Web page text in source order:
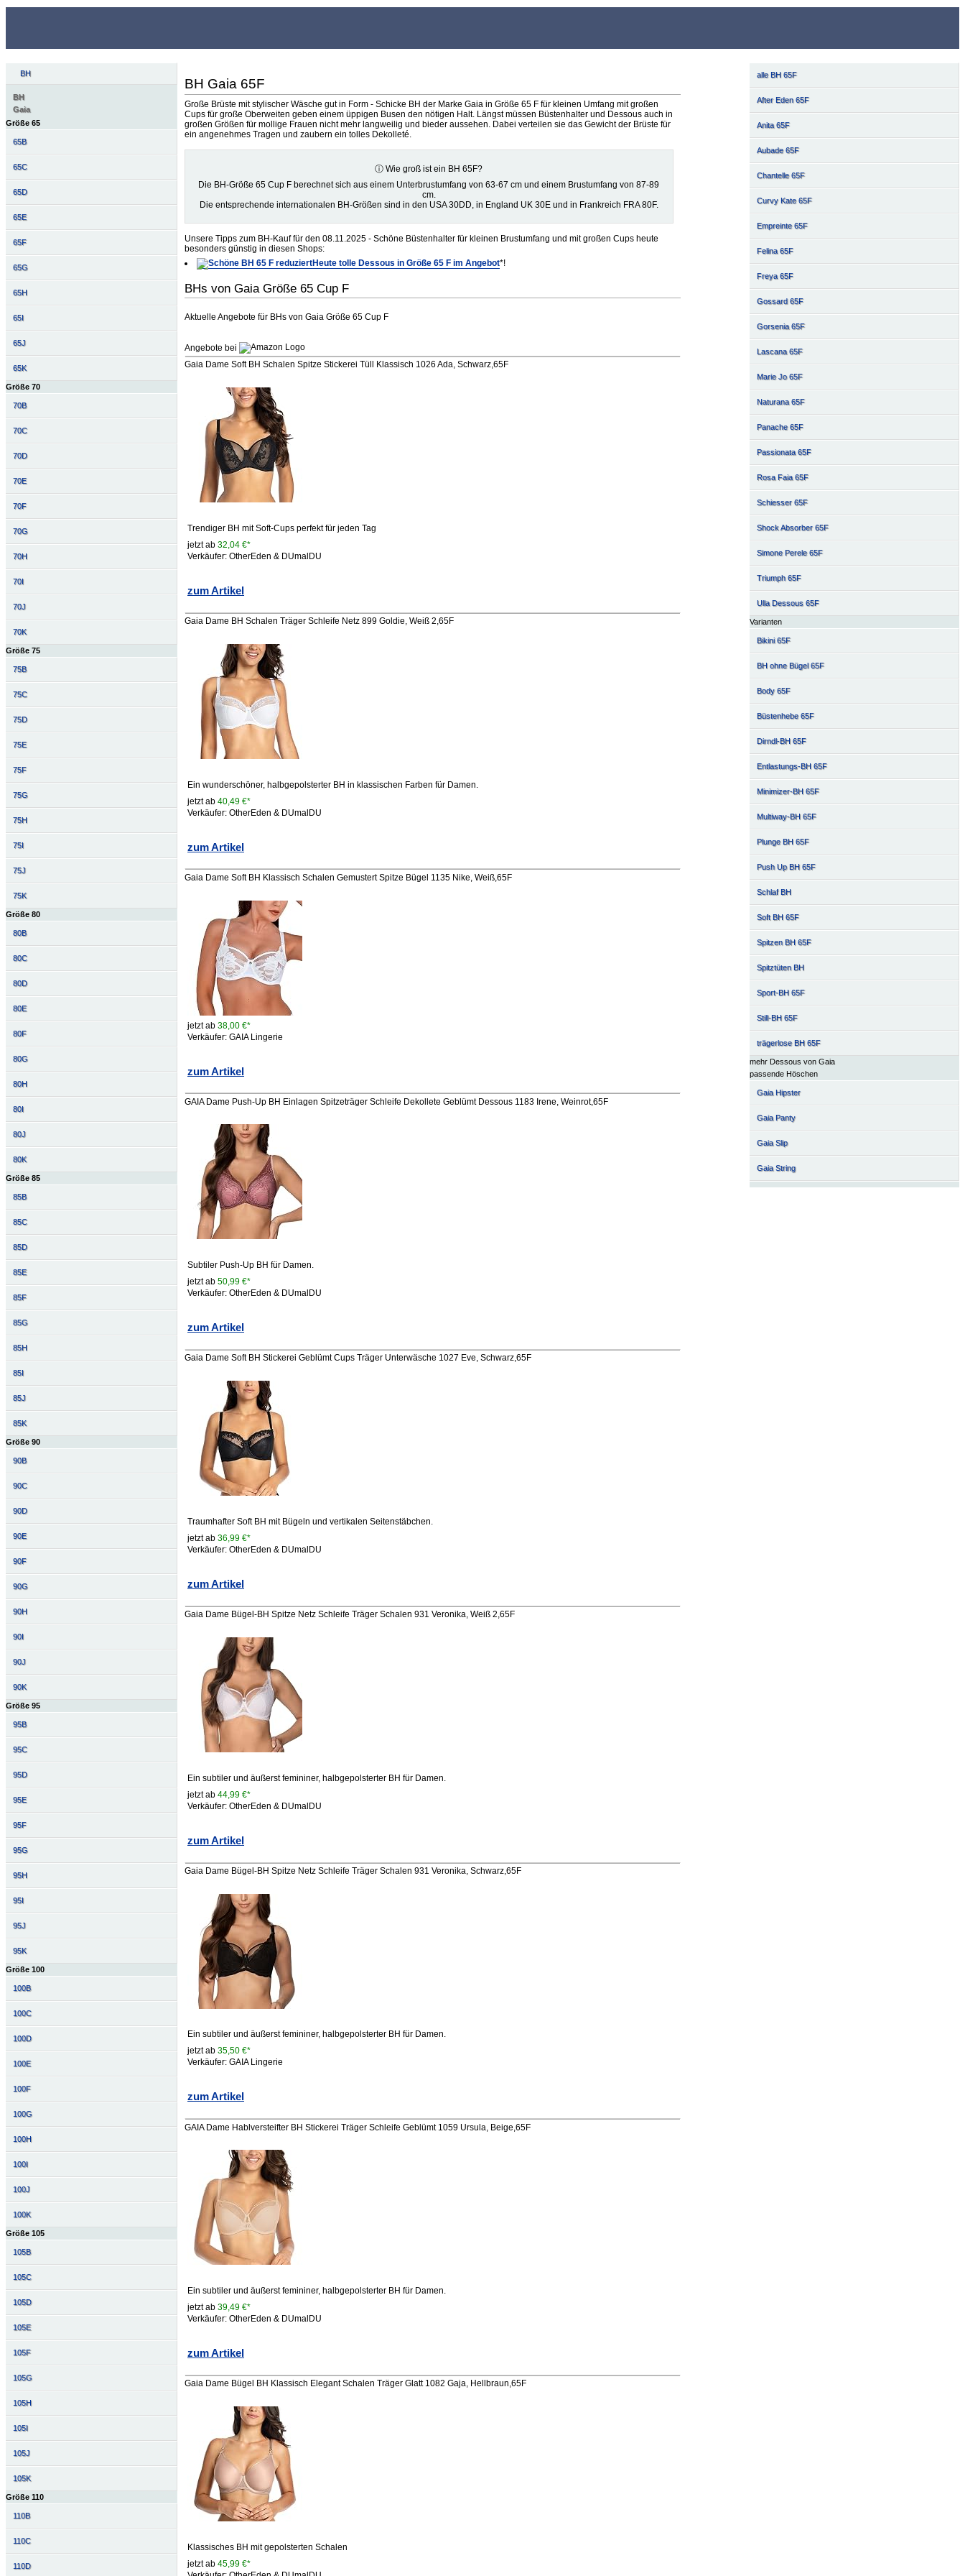
BH
BH
Gaia
Größe 65
65B
65C
65D
65E
65F
65G
65H
65I
65J
65K
Größe 70
70B
70C
70D
70E
70F
70G
70H
70I
70J
70K
Größe 75
75B
75C
75D
75E
75F
75G
75H
75I
75J
75K
Größe 80
80B
80C
80D
80E
80F
80G
80H
80I
80J
80K
Größe 85
85B
85C
85D
85E
85F
85G
85H
85I
85J
85K
Größe 90
90B
90C
90D
90E
90F
90G
90H
90I
90J
90K
Größe 95
95B
95C
95D
95E
95F
95G
95H
95I
95J
95K
Größe 100
100B
100C
100D
100E
100F
100G
100H
100I
100J
100K
Größe 105
105B
105C
105D
105E
105F
105G
105H
105I
105J
105K
Größe 110
110B
110C
110D
alle BH 65F
After Eden 65F
Anita 65F
Aubade 65F
Chantelle 65F
Curvy Kate 65F
Empreinte 65F
Felina 65F
Freya 65F
Gossard 65F
Gorsenia 65F
Lascana 65F
Marie Jo 65F
Naturana 65F
Panache 65F
Passionata 65F
Rosa Faia 65F
Schiesser 65F
Shock Absorber 65F
Simone Perele 65F
Triumph 65F
Ulla Dessous 65F
Varianten
Bikini 65F
BH ohne Bügel 65F
Body 65F
Büstenhebe 65F
Dirndl-BH 65F
Entlastungs-BH 65F
Minimizer-BH 65F
Multiway-BH 65F
Plunge BH 65F
Push Up BH 65F
Schlaf BH
Soft BH 65F
Spitzen BH 65F
Spitztüten BH
Sport-BH 65F
Still-BH 65F
trägerlose BH 65F
mehr Dessous von Gaia
passende Höschen
Gaia Hipster
Gaia Panty
Gaia Slip
Gaia String
BH Gaia 65F
Große Brüste mit stylischer Wäsche gut in Form - Schicke BH der Marke Gaia in Größe 65 F für kleinen Umfang mit großen
Cups für große Oberweiten geben einem üppigen Busen den nötigen Halt. Längst müssen Büstenhalter und Dessous auch in
großen Größen für mollige Frauen nicht mehr langweilig und bieder aussehen. Dabei verteilen sie das Gewicht der Brüste für
ein angenehmes Tragen und zaubern ein tolles Dekolleté.
ⓘ Wie groß ist ein BH 65F?
Die BH-Größe 65 Cup F berechnet sich aus einem Unterbrustumfang von 63-67 cm und einem Brustumfang von 87-89
cm.
Die entsprechende internationalen BH-Größen sind in den USA 30DD, in England UK 30E und in Frankreich FRA 80F.
Unsere Tipps zum BH-Kauf für den 08.11.2025 - Schöne Büstenhalter für kleinen Brustumfang und mit großen Cups heute
besonders günstig in diesen Shops:
Heute tolle Dessous in Größe 65 F im Angebot*!
BHs von Gaia Größe 65 Cup F
Aktuelle Angebote für BHs von Gaia Größe 65 Cup F
Angebote bei
Gaia Dame Soft BH Schalen Spitze Stickerei Tüll Klassisch 1026 Ada, Schwarz,65F
Trendiger BH mit Soft-Cups perfekt für jeden Tag
jetzt ab32,04 €*
Verkäufer: OtherEden & DUmalDU
zum Artikel
Gaia Dame BH Schalen Träger Schleife Netz 899 Goldie, Weiß 2,65F
Ein wunderschöner, halbgepolsterter BH in klassischen Farben für Damen.
jetzt ab40,49 €*
Verkäufer: OtherEden & DUmalDU
zum Artikel
Gaia Dame Soft BH Klassisch Schalen Gemustert Spitze Bügel 1135 Nike, Weiß,65F
jetzt ab38,00 €*
Verkäufer: GAIA Lingerie
zum Artikel
GAIA Dame Push-Up BH Einlagen Spitzeträger Schleife Dekollete Geblümt Dessous 1183 Irene, Weinrot,65F
Subtiler Push-Up BH für Damen.
jetzt ab50,99 €*
Verkäufer: OtherEden & DUmalDU
zum Artikel
Gaia Dame Soft BH Stickerei Geblümt Cups Träger Unterwäsche 1027 Eve, Schwarz,65F
Traumhafter Soft BH mit Bügeln und vertikalen Seitenstäbchen.
jetzt ab36,99 €*
Verkäufer: OtherEden & DUmalDU
zum Artikel
Gaia Dame Bügel-BH Spitze Netz Schleife Träger Schalen 931 Veronika, Weiß 2,65F
Ein subtiler und äußerst femininer, halbgepolsterter BH für Damen.
jetzt ab44,99 €*
Verkäufer: OtherEden & DUmalDU
zum Artikel
Gaia Dame Bügel-BH Spitze Netz Schleife Träger Schalen 931 Veronika, Schwarz,65F
Ein subtiler und äußerst femininer, halbgepolsterter BH für Damen.
jetzt ab35,50 €*
Verkäufer: GAIA Lingerie
zum Artikel
GAIA Dame Hablversteifter BH Stickerei Träger Schleife Geblümt 1059 Ursula, Beige,65F
Ein subtiler und äußerst femininer, halbgepolsterter BH für Damen.
jetzt ab39,49 €*
Verkäufer: OtherEden & DUmalDU
zum Artikel
Gaia Dame Bügel BH Klassisch Elegant Schalen Träger Glatt 1082 Gaja, Hellbraun,65F
Klassisches BH mit gepolsterten Schalen
jetzt ab45,99 €*